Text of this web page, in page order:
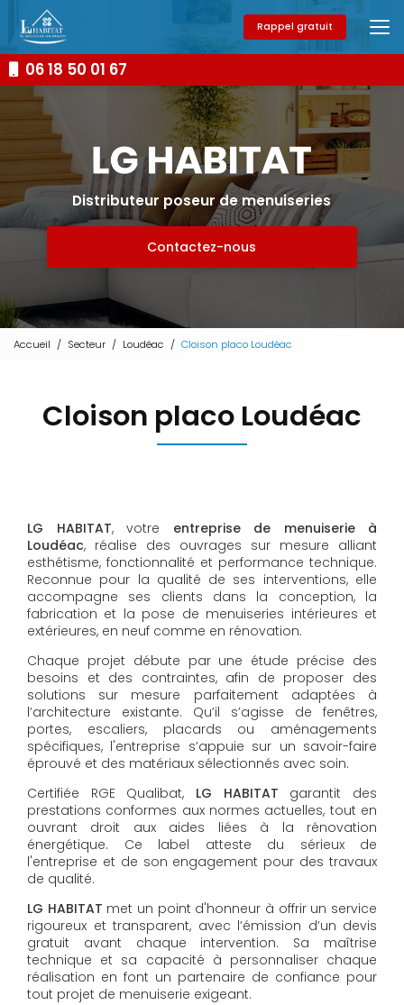
contenu
principal06 18 50 01 67
Rappel gratuit
Distributeur poseur de menuiseries
Contactez-nous
Accueil Secteur Loudéac Cloison placo Loudéac
Cloison placo Loudéac
LG HABITAT, votre entreprise de menuiserie à
Loudéac, réalise des ouvrages sur mesure alliant
esthétisme, fonctionnalité et performance technique.
Reconnue pour la qualité de ses interventions, elle
accompagne ses clients dans la conception, la
fabrication et la pose de menuiseries intérieures et
extérieures, en neuf comme en rénovation.
Chaque projet débute par une étude précise des
besoins et des contraintes, afin de proposer des
solutions sur mesure parfaitement adaptées à
l’architecture existante. Qu’il s’agisse de fenêtres,
portes, escaliers, placards ou aménagements
spécifiques, l'entreprise s’appuie sur un savoir-faire
éprouvé et des matériaux sélectionnés avec soin.
Certifiée RGE Qualibat, LG HABITAT garantit des
prestations conformes aux normes actuelles, tout en
ouvrant droit aux aides liées à la rénovation
énergétique. Ce label atteste du sérieux de
l'entreprise et de son engagement pour des travaux
de qualité.
LG HABITAT met un point d'honneur à offrir un service
rigoureux et transparent, avec l’émission d’un devis
gratuit avant chaque intervention. Sa maîtrise
technique et sa capacité à personnaliser chaque
réalisation en font un partenaire de confiance pour
tout projet de menuiserie exigeant.